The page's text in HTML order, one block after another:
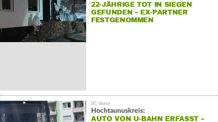
22-JÄHRIGE TOT IN SIEGEN
GEFUNDEN – EX-PARTNER
FESTGENOMMEN
Hochtaunuskreis:
AUTO VON U-BAHN ERFASST –